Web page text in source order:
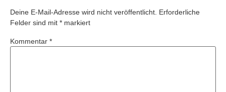
Deine E-Mail-Adresse wird nicht veröffentlicht. Erforderliche
Felder sind mit * markiert
Kommentar *